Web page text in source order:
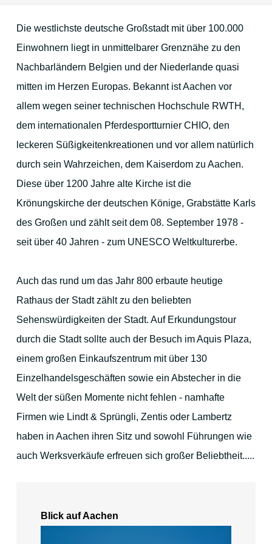
Lage & Anfahrt
Die Umgebung
Köln
Aachen
Zur Vorweihnachtszeit
Ihre Gastgeber
Kontakt
Stadtplan
Die westlichste deutsche Großstadt mit über 100.000
Einwohnern liegt in unmittelbarer Grenznähe zu den
Nachbarländern Belgien und der Niederlande quasi
mitten im Herzen Europas. Bekannt ist Aachen vor
allem wegen seiner technischen Hochschule RWTH,
dem internationalen Pferdesportturnier CHIO, den
leckeren Süßigkeitenkreationen und vor allem natürlich
durch sein Wahrzeichen, dem Kaiserdom zu Aachen.
Diese über 1200 Jahre alte Kirche ist die
Krönungskirche der deutschen Könige, Grabstätte Karls
des Großen und zählt seit dem 08. September 1978 -
seit über 40 Jahren - zum UNESCO Weltkulturerbe.
Auch das rund um das Jahr 800 erbaute heutige
Rathaus der Stadt zählt zu den beliebten
Sehenswürdigkeiten der Stadt. Auf Erkundungstour
durch die Stadt sollte auch der Besuch im Aquis Plaza,
einem großen Einkaufszentrum mit über 130
Einzelhandelsgeschäften sowie ein Abstecher in die
Welt der süßen Momente nicht fehlen - namhafte
Firmen wie Lindt & Sprüngli, Zentis oder Lambertz
haben in Aachen ihren Sitz und sowohl Führungen wie
auch Werksverkäufe erfreuen sich großer Beliebtheit.....
Blick auf Aachen